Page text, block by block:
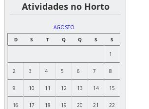
͏ ͏ ͏ ͏ ͏ ͏Atividades no Horto
AGOSTO
D
S T Q Q S S
1
2 3 4 5 6 7 8
9 10 11 12 13 14 15
16 17 18 19 20 21 22